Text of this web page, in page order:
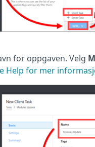
for oppgaven. Velg
Help for mer